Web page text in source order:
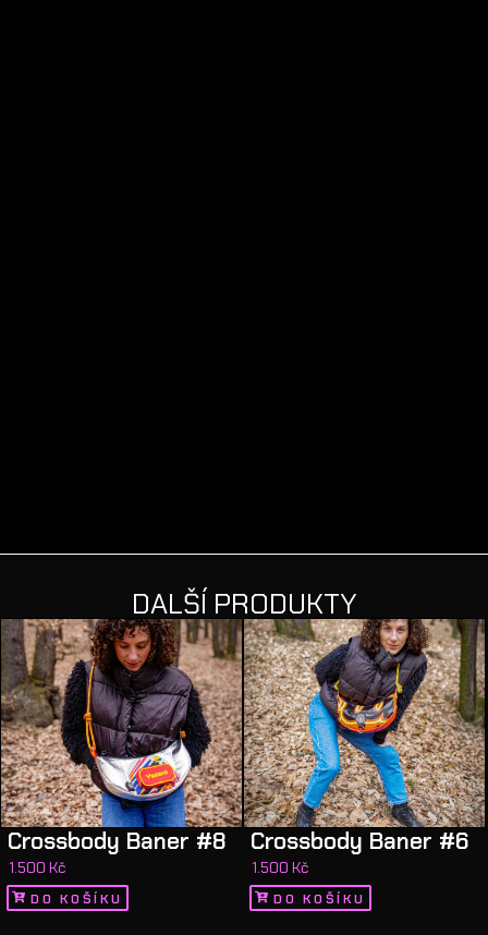
DALŠÍ PRODUKTY
Crossbody Baner #8
1.500 Kč
DO KOŠÍKU
Crossbody Baner #6
1.500 Kč
DO KOŠÍKU